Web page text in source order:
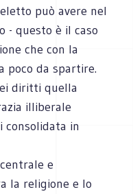
può avere nel
- questo è il caso
che con la
poco da spartire.
diritti quella
illiberale
consolidata in
e
la religione e lo